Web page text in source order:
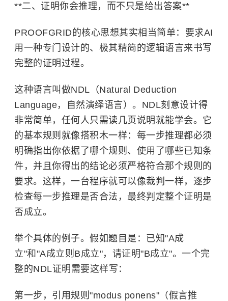
**二、证明你会推理，而不只是给出答案**
PROOFGRID的核心思想其实相当简单：要求AI
用一种专门设计的、极其精简的逻辑语言来书写
完整的证明过程。
这种语言叫做NDL（Natural Deduction
Language，自然演绎语言）。NDL刻意设计得
非常简单，任何人只需读几页说明就能学会。它
的基本规则就像搭积木一样：每一步推理都必须
明确指出你依据了哪个规则、使用了哪些已知条
件，并且你得出的结论必须严格符合那个规则的
要求。这样，一台程序就可以像裁判一样，逐步
检查每一步推理是否合法，最终判定整个证明是
否成立。
举个具体的例子。假如题目是：已知"A成
立"和"A成立则B成立"，请证明"B成立"。一个完
整的NDL证明需要这样写：
第一步，引用规则"modus ponens"（假言推